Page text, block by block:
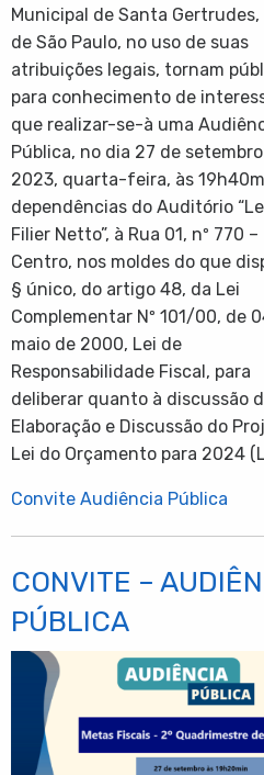
Municipal de Santa Gertrudes,
de São Paulo, no uso de suas
atribuições legais, tornam
para conhecimento de
que realizar-se-à uma
Pública, no dia 27 de
2023, quarta-feira, às
dependências do Auditório
Filier Netto”, à Rua 01, nº 770 –
Centro, nos moldes do que
§ único, do artigo 48, da Lei
Complementar Nº 101/00, de
maio de 2000, Lei de
Responsabilidade Fiscal, para
deliberar quanto à discussão
Elaboração e Discussão do
Lei do Orçamento para 2024
Convite Audiência Pública
CONVITE –
PÚBLICA